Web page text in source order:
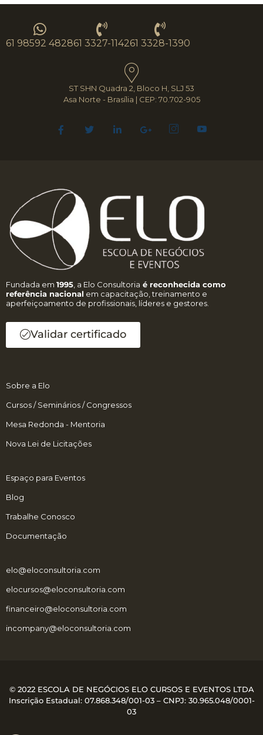
61 98592 482861 3327-114261 3328-1390
ST SHN Quadra 2, Bloco H, SLJ 53
Asa Norte - Brasília | CEP: 70.702-905
Fundada em 1995 , a Elo Consultoria é reconhecida como
referência nacional em capacitação, treinamento e
aperfeiçoamento de profissionais, líderes e gestores.
Validar certificado
Sobre a Elo
Cursos / Seminários / Congressos
Mesa Redonda - Mentoria
Nova Lei de Licitações
Espaço para Eventos
Blog
Trabalhe Conosco
Documentação
elo@eloconsultoria.com
elocursos@eloconsultoria.com
financeiro@eloconsultoria.com
incompany@eloconsultoria.com
© 2022 ESCOLA DE NEGÓCIOS ELO CURSOS E EVENTOS LTDA
Inscrição Estadual: 07.868.348/001-03 – CNPJ: 30.965.048/0001-
03